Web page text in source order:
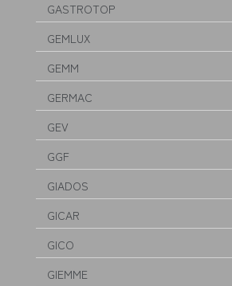
GASTROTOP
GEMLUX
GEMM
GERMAC
GEV
GGF
GIADOS
GICAR
GICO
GIEMME